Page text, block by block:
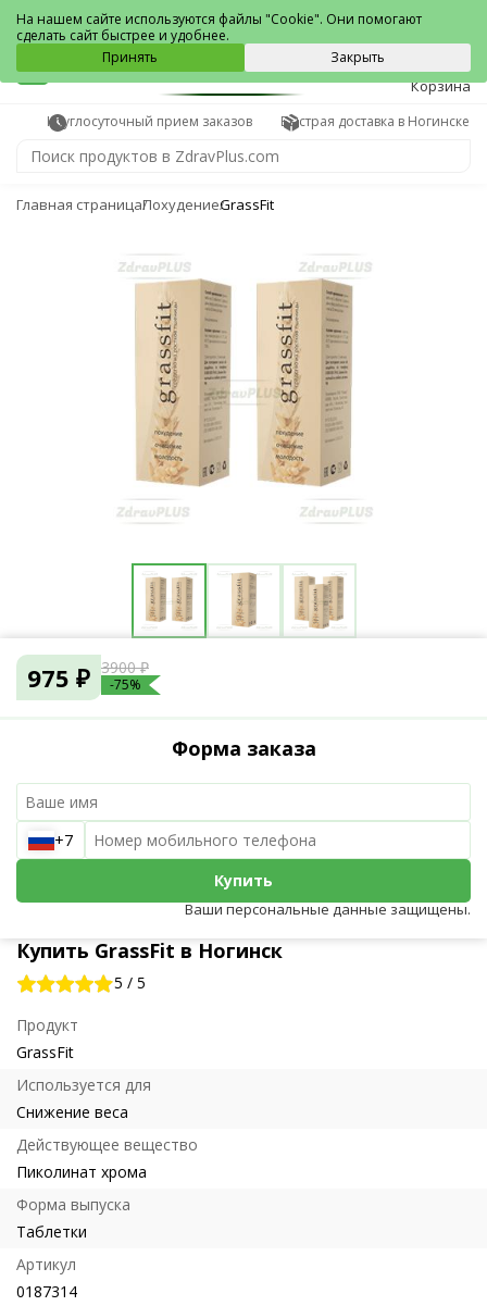
Ногинск
0
Корзина
Круглосуточный прием заказов Быстрая доставка в Ногинске
Главная страницаПохудениеGrassFit
Купить GrassFit в Ногинск
5 / 5
Продукт
GrassFit
Используется для
Снижение веса
Действующее вещество
Пиколинат хрома
Форма выпуска
Таблетки
Артикул
0187314
975 ₽ 3900 ₽
-75%
Форма заказа
+7
Купить
Ваши персональные данные защищены.
На нашем сайте используются файлы "Cookie". Они помогают
сделать сайт быстрее и удобнее.
Принять
Закрыть